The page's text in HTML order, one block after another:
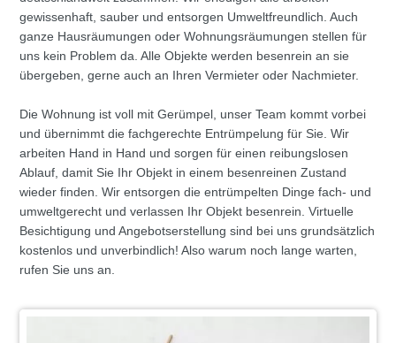
gewissenhaft, sauber und entsorgen Umweltfreundlich. Auch
ganze Hausräumungen oder Wohnungsräumungen stellen für
uns kein Problem da. Alle Objekte werden besenrein an sie
übergeben, gerne auch an Ihren Vermieter oder Nachmieter.
Die Wohnung ist voll mit Gerümpel, unser Team kommt vorbei
und übernimmt die fachgerechte Entrümpelung für Sie. Wir
arbeiten Hand in Hand und sorgen für einen reibungslosen
Ablauf, damit Sie Ihr Objekt in einem besenreinen Zustand
wieder finden. Wir entsorgen die entrümpelten Dinge fach- und
umweltgerecht und verlassen Ihr Objekt besenrein. Virtuelle
Besichtigung und Angebotserstellung sind bei uns grundsätzlich
kostenlos und unverbindlich! Also warum noch lange warten,
rufen Sie uns an.